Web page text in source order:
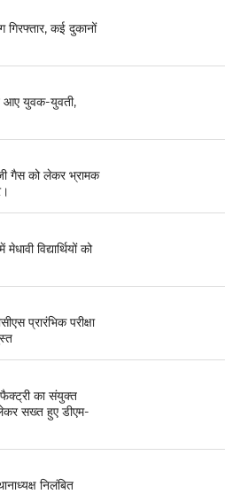
गिरफ्तार, कई दुकानों
आए युवक-युवती,
गैस को लेकर भ्रामक
विद्यार्थियों को
प्रारंभिक परीक्षा
का संयुक्त
लेकर सख्त हुए डीएम-
निलंबित